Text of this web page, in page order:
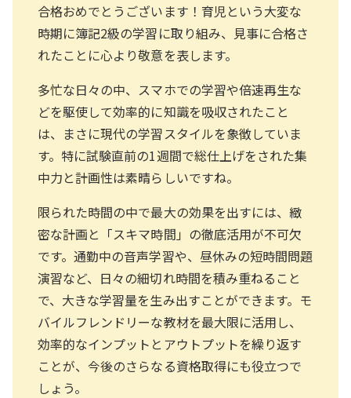
合格おめでとうございます！育児という大変な
時期に簿記2級の学習に取り組み、見事に合格さ
れたことに心より敬意を表します。
多忙な日々の中、スマホでの学習や倍速再生な
どを駆使して効率的に知識を吸収されたこと
は、まさに現代の学習スタイルを象徴していま
す。特に試験直前の1週間で総仕上げをされた集
中力と計画性は素晴らしいですね。
限られた時間の中で最大の効果を出すには、緻
密な計画と「スキマ時間」の徹底活用が不可欠
です。通勤中の音声学習や、昼休みの短時間問題
演習など、日々の細切れ時間を積み重ねること
で、大きな学習量を生み出すことができます。モ
バイルフレンドリーな教材を最大限に活用し、
効率的なインプットとアウトプットを繰り返す
ことが、今後のさらなる資格取得にも役立つで
しょう。